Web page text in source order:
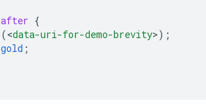
after {
(<data-uri-for-demo-brevity>);
gold ;